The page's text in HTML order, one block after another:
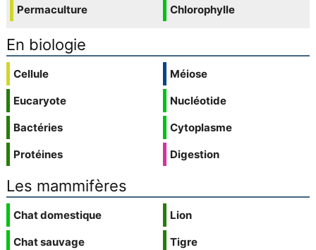
Permaculture
Chlorophylle
En biologie
Cellule
Eucaryote
Bactéries
Protéines
Méiose
Nucléotide
Cytoplasme
Digestion
Les mammifères
Chat domestique
Chat sauvage
Lion
Tigre